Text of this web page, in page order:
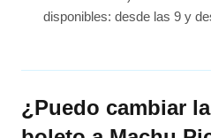
disponibles: desde las 9 y
¿Puedo cambiar